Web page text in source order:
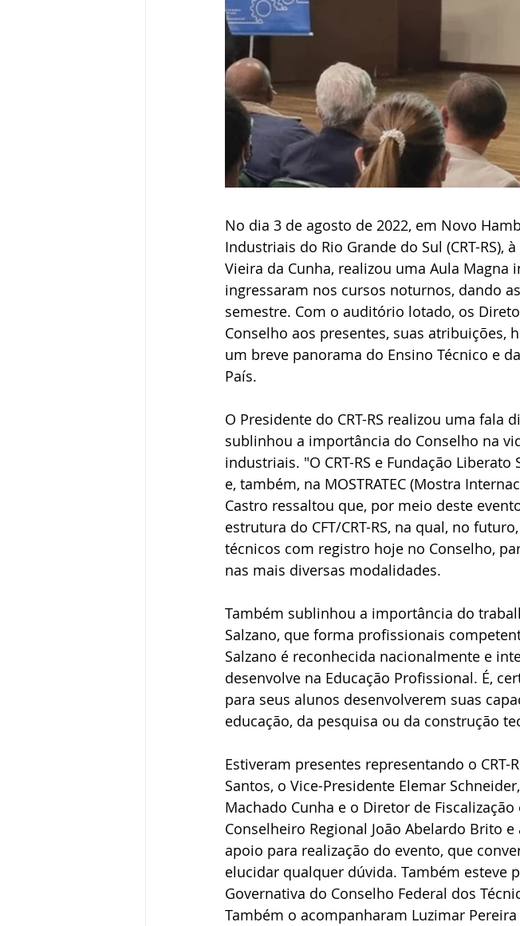
No dia 3 de agosto de 2022, em Novo
Industriais do Rio Grande do Sul (CRT-RS),
Vieira da Cunha, realizou uma Aula
ingressaram nos cursos noturnos, dando
semestre. Com o auditório lotado, os
Conselho aos presentes, suas atribuições,
um breve panorama do Ensino Técnico e
País.
O Presidente do CRT-RS realizou uma
sublinhou a importância do Conselho na
industriais. "O CRT-RS e Fundação
e, também, na MOSTRATEC (Mostra
Castro ressaltou que, por meio deste
estrutura do CFT/CRT-RS, na qual, no
técnicos com registro hoje no Conselho,
nas mais diversas modalidades.
Também sublinhou a importância do
Salzano, que forma profissionais
Salzano é reconhecida nacionalmente e
desenvolve na Educação Profissional. É,
para seus alunos desenvolverem suas
educação, da pesquisa ou da construção
Estiveram presentes representando o CRT-
Santos, o Vice-Presidente Elemar
Machado Cunha e o Diretor de
Conselheiro Regional João Abelardo Brito
apoio para realização do evento, que
elucidar qualquer dúvida. Também esteve
Governativa do Conselho Federal dos
Também o acompanharam Luzimar